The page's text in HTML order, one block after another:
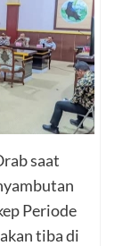
saat
Periode
tiba di